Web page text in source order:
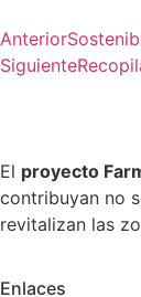
Anterior
Siguiente
El proyecto
contribuyan no
revitalizan las
Enlaces